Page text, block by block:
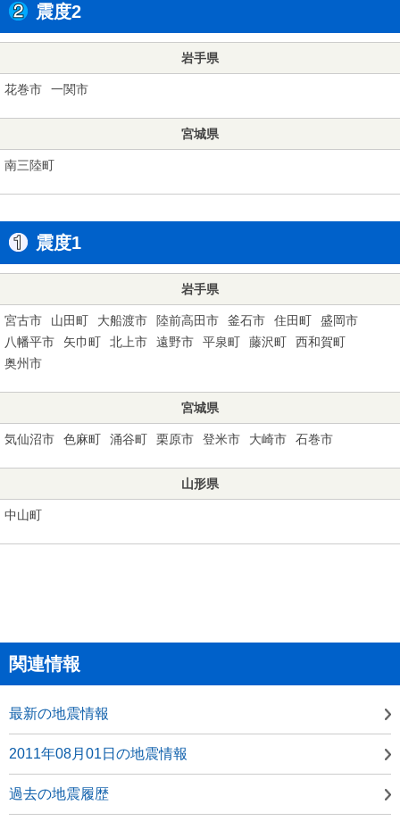
震度2
岩手県
花巻市 一関市
宮城県
南三陸町
震度1
岩手県
宮古市 山田町 大船渡市 陸前高田市 釜石市 住田町
盛岡市
八幡平市
矢巾町 北上市 遠野市 平泉町 藤沢町
西和賀町
奥州市
宮城県
気仙沼市 色麻町 涌谷町 栗原市 登米市 大崎市 石巻市
山形県
中山町
関連情報
最新の地震情報
2011年08月01日の地震情報
過去の地震履歴